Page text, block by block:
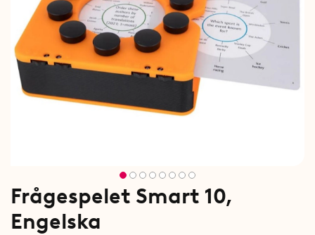
Frågespelet Smart 10,
Engelska